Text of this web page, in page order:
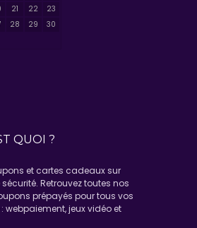
21 22
23
28 29
30
QUOI ?
et cartes cadeaux sur
Retrouvez toutes nos
prépayés pour tous vos
webpaiement, jeux vidéo et